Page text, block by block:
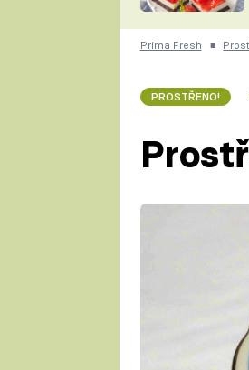
Prima Fresh ■
PROSTŘENO!